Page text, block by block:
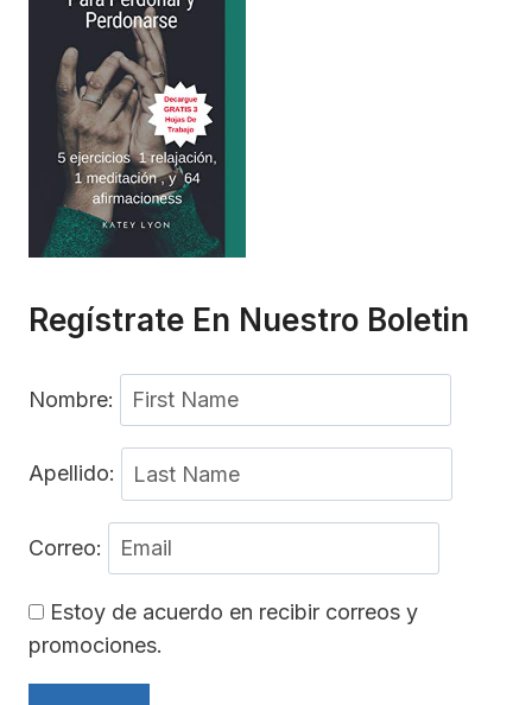
Regístrate En Nuestro Boletin
Nombre:
Apellido:
Correo:
Estoy de acuerdo en recibir correos y
promociones.